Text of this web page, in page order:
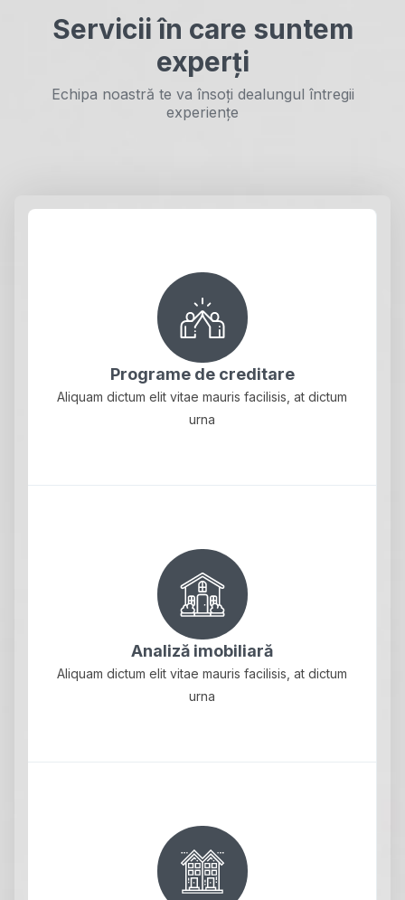
Servicii în care suntem
experți
Echipa noastră te va însoți dealungul întregii
experiențe
Programe de creditare
Aliquam dictum elit vitae mauris facilisis, at dictum
urna
Analiză imobiliară
Aliquam dictum elit vitae mauris facilisis, at dictum
urna